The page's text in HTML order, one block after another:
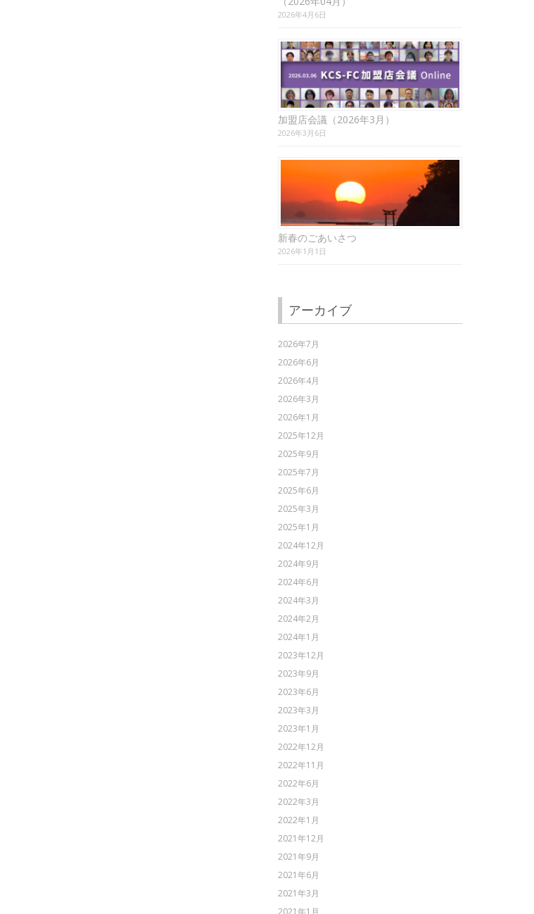
2026年4月6日
加盟店会議（2026年3月）
2026年3月6日
新春のごあいさつ
2026年1月1日
アーカイブ
2026年7月
2026年6月
2026年4月
2026年3月
2026年1月
2025年12月
2025年9月
2025年7月
2025年6月
2025年3月
2025年1月
2024年12月
2024年9月
2024年6月
2024年3月
2024年2月
2024年1月
2023年12月
2023年9月
2023年6月
2023年3月
2023年1月
2022年12月
2022年11月
2022年6月
2022年3月
2022年1月
2021年12月
2021年9月
2021年6月
2021年3月
2021年1月